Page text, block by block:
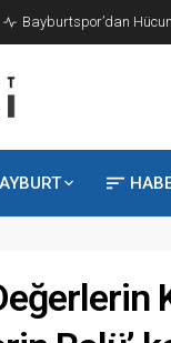
Bayburt’ta Minik